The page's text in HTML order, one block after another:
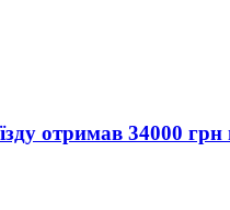
отримав 34000